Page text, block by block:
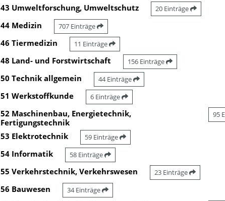
43 Umweltforschung, Umweltschutz 20 Einträge
44 Medizin 707 Einträge
46 Tiermedizin 11 Einträge
48 Land- und Forstwirtschaft 156 Einträge
50 Technik allgemein 44 Einträge
51 Werkstoffkunde 6 Einträge
52 Maschinenbau, Energietechnik,
Fertigungstechnik
95
53 Elektrotechnik 59 Einträge
54 Informatik 58 Einträge
55 Verkehrstechnik, Verkehrswesen 23 Einträge
56 Bauwesen 34 Einträge